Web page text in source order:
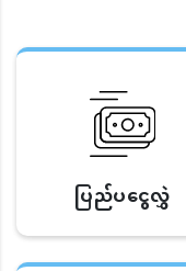
ပြည်ပငွေလွှဲ